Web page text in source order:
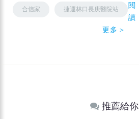
合信家 捷運林口長庚醫院站
閱
讀
更多＞
推薦給你